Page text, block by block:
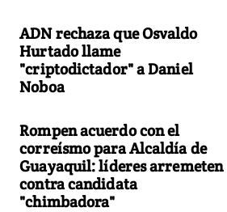
ADN rechaza que Osvaldo
Hurtado llame
"criptodictador" a Daniel
Noboa
Rompen acuerdo con el
correísmo para Alcaldía de
Guayaquil: líderes arremeten
contra candidata
"chimbadora"